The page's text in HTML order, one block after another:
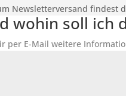
Newsletterversand findest
wohin soll ich
per E-Mail weitere